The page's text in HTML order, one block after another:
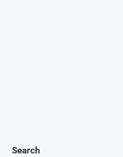
Search